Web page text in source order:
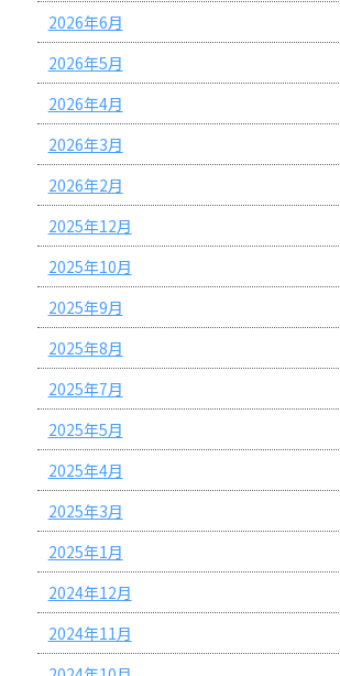
2026年6月
2026年5月
2026年4月
2026年3月
2026年2月
2025年12月
2025年10月
2025年9月
2025年8月
2025年7月
2025年5月
2025年4月
2025年3月
2025年1月
2024年12月
2024年11月